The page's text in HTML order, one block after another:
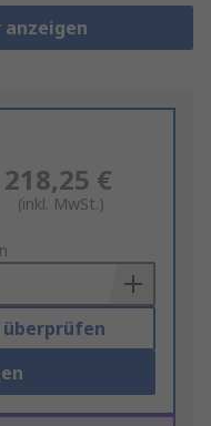
218,25 €
(inkl. MwSt.)